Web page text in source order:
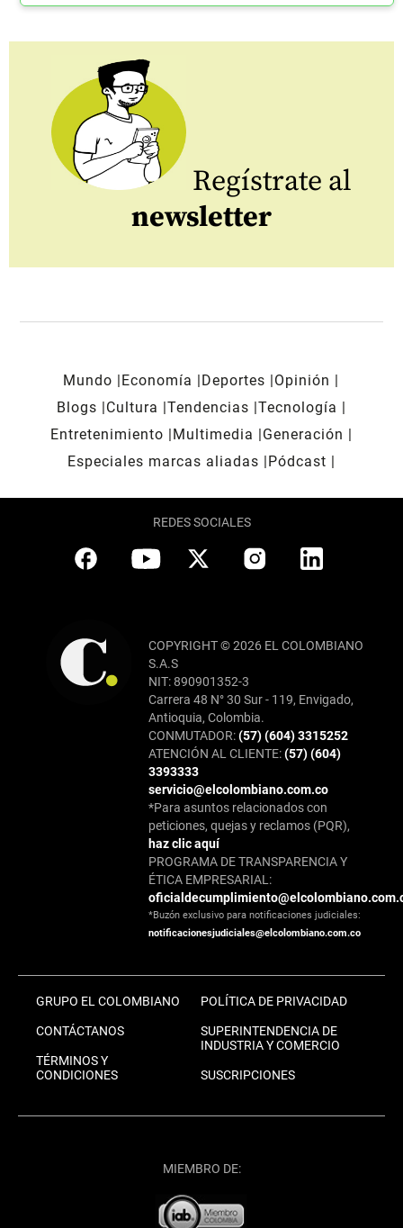
Regístrate al
newsletter
Mundo Economía Deportes
Opinión
Blogs
Cultura Tendencias Tecnología
Entretenimiento
Multimedia
Generación
Especiales marcas aliadas
Pódcast
REDES SOCIALES
COPYRIGHT © 2026 EL COLOMBIANO
S.A.S
NIT: 890901352-3
Carrera 48 N° 30 Sur - 119, Envigado,
Antioquia, Colombia.
CONMUTADOR:(57) (604) 3315252
ATENCIÓN AL CLIENTE:(57) (604)
3393333
servicio@elcolombiano.com.co
*Para asuntos relacionados con
peticiones, quejas y reclamos (PQR),
haz clic aquí
PROGRAMA DE TRANSPARENCIA Y
ÉTICA EMPRESARIAL:
*Buzón exclusivo para notificaciones judiciales:
notificacionesjudiciales@elcolombiano.com.co
GRUPO EL COLOMBIANO
CONTÁCTANOS
TÉRMINOS Y
CONDICIONES
POLÍTICA DE PRIVACIDAD
SUPERINTENDENCIA DE
INDUSTRIA Y COMERCIO
SUSCRIPCIONES
MIEMBRO DE: